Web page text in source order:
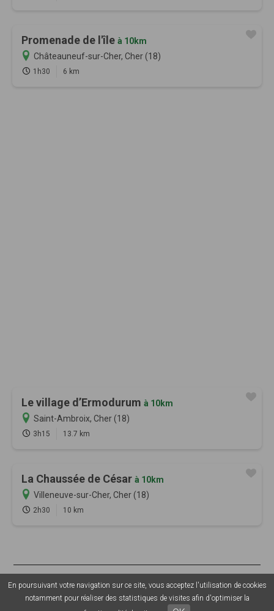
Promenade de l'île à 10km
Châteauneuf-sur-Cher, Cher (18)
1h30 6 km
Le village d’Ermodurum à 10km
Saint-Ambroix, Cher (18)
3h15 13.7 km
La Chaussée de César à 10km
Villeneuve-sur-Cher, Cher (18)
2h30 10 km
© 2026 Sentiers en France - Tous droits réservés - Photos non
contractuelles -Mentions légales-CGU- CGV-
Grouplive - Création
de plateforme sur-mesure - Agence web Morbihan
En poursuivant votre navigation sur ce site, vous acceptez l'utilisation de cookies
notamment pour réaliser des statistiques de visites afin d'optimiser la